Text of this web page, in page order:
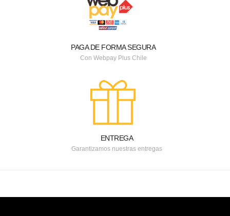
PAGA DE FORMA SEGURA
Con Webpay Plus Chile
ENTREGA
Garantizamos nuestras entregas